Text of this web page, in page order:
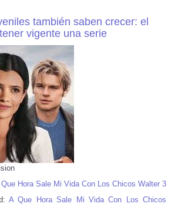
también saben crecer: el
vigente una serie
Hora Sale Mi Vida Con Los Chicos Walter 3
A Que Hora Sale Mi Vida Con Los Chicos